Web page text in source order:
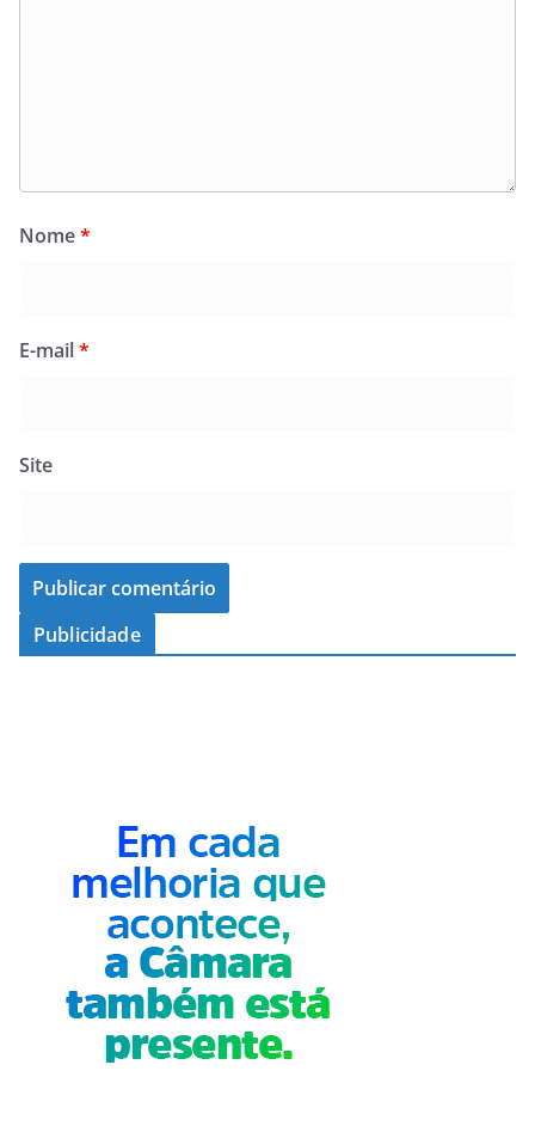
Nome*
E-mail*
Site
Publicidade